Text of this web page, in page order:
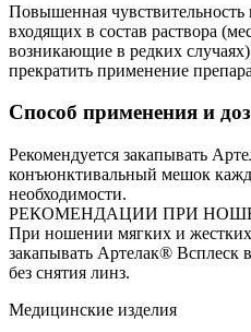
Повышенная
входящих в состав раствора
возникающие в редких
прекратить применение
Способ применения и
Рекомендуется закапывать
конъюнктивальный мешок
необходимости.
РЕКОМЕНДАЦИИ ПРИ
При ношении мягких и
закапывать Артелак®
без снятия линз.
Медицинские изделия